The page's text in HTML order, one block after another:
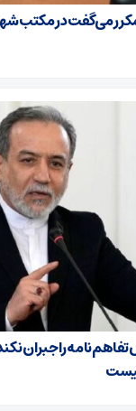
می‌گفت در مکتب
تفاهم‌نامه را جبران